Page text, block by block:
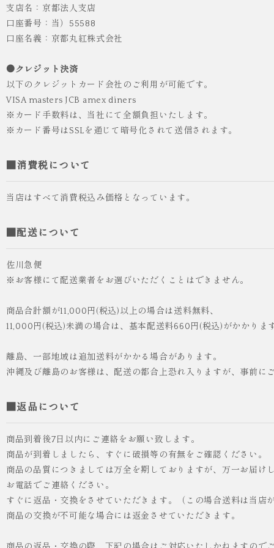
支店名：京都法人支店
口座番号：当）55588
口座名義：京都丸紅株式会社
●クレジット決済
以下のクレジットカード会社のご利用が可能です。
VISA masters JCB amex diners
※カード手数料は、当社にて全額負担いたします。
※カード番号はSSLを通じて暗号化されて送信されます。
■消費税について
当店はすべて消費税込み価格となっています。
■配送について
佐川急便
※お客様にて配送業者をお選びいただくことはできません。
商品合計額が11,000円(税込)以上の場合は送料無料、
11,000円(税込)未満の場合は、基本配送料660円(税込)がかかりま
離島、一部地域は追加送料がかかる場合があります。
沖縄及び離島のお客様は、配送の都合上恐れ入りますが、事前に
■返品について
商品到着後7日以内にご連絡をお願い致します。
商品が到着しましたら、すぐに破損等の有無をご確認ください。
商品の品質につきましては万全を期しておりますが、万一お届
お電話でご連絡ください。
すぐに返品・交換をさせていただきます。（この場合送料は当店
商品の交換が不可能な場合には返金させていただきます。